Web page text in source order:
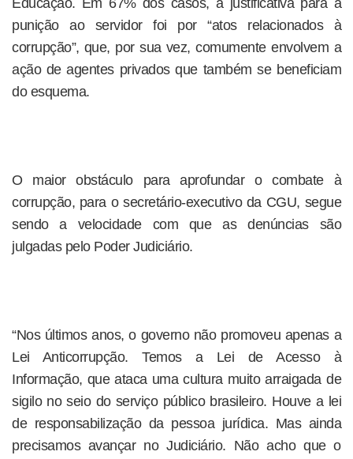
Educação. Em 67% dos casos, a justificativa para a
punição ao servidor foi por “atos relacionados à
corrupção”, que, por sua vez, comumente envolvem a
ação de agentes privados que também se beneficiam
do esquema.
O maior obstáculo para aprofundar o combate à
corrupção, para o secretário-executivo da CGU, segue
sendo a velocidade com que as denúncias são
julgadas pelo Poder Judiciário.
“Nos últimos anos, o governo não promoveu apenas a
Lei Anticorrupção. Temos a Lei de Acesso à
Informação, que ataca uma cultura muito arraigada de
sigilo no seio do serviço público brasileiro. Houve a lei
de responsabilização da pessoa jurídica. Mas ainda
precisamos avançar no Judiciário. Não acho que o